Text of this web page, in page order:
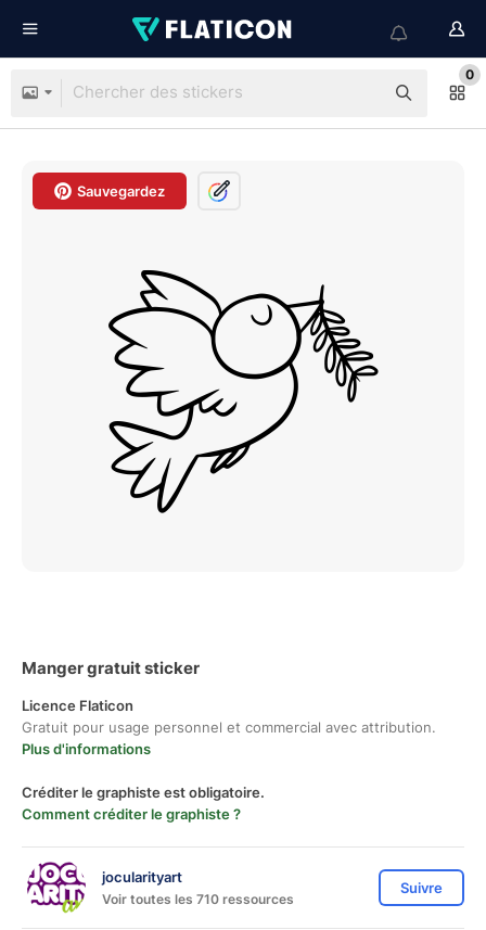
0
Sauvegardez
Manger gratuit sticker
Licence Flaticon
Gratuit pour usage personnel et commercial avec attribution.
Plus d'informations
Créditer le graphiste est obligatoire.
Comment créditer le graphiste ?
jocularityart
Voir toutes les 710 ressources
Suivre